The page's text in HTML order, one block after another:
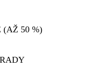
(AŽ 50 %)